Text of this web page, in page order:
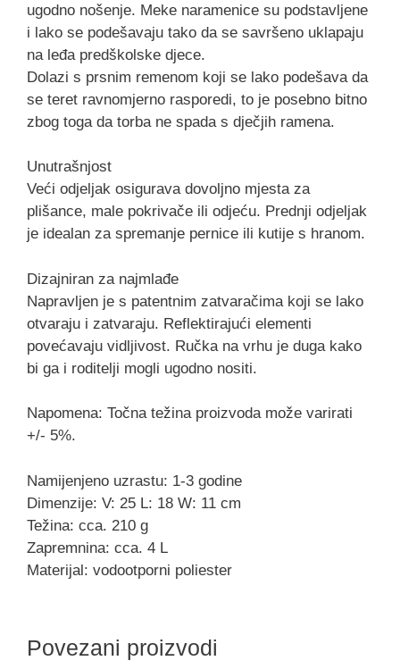
ugodno nošenje. Meke naramenice su podstavljene
i lako se podešavaju tako da se savršeno uklapaju
na leđa predškolske djece.
Dolazi s prsnim remenom koji se lako podešava da
se teret ravnomjerno rasporedi, to je posebno bitno
zbog toga da torba ne spada s dječjih ramena.
Unutrašnjost
Veći odjeljak osigurava dovoljno mjesta za
plišance, male pokrivače ili odjeću. Prednji odjeljak
je idealan za spremanje pernice ili kutije s hranom.
Dizajniran za najmlađe
Napravljen je s patentnim zatvaračima koji se lako
otvaraju i zatvaraju. Reflektirajući elementi
povećavaju vidljivost. Ručka na vrhu je duga kako
bi ga i roditelji mogli ugodno nositi.
Napomena: Točna težina proizvoda može varirati
+/- 5%.
Namijenjeno uzrastu: 1-3 godine
Dimenzije: V: 25 L: 18 W: 11 cm
Težina: cca. 210 g
Zapremnina: cca. 4 L
Materijal: vodootporni poliester
Povezani proizvodi